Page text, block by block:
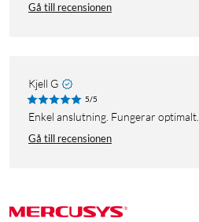
Gå till recensionen
Kjell G
5/5
Enkel anslutning. Fungerar optimalt.
Gå till recensionen